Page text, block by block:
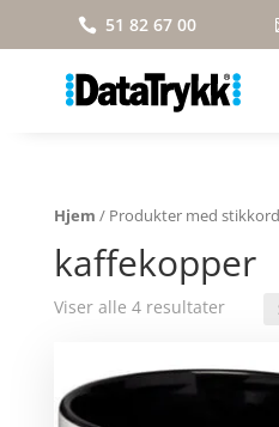
 51 82 67 00
Hjem / Produkter med
kaffekopper
Viser alle 4 resultater